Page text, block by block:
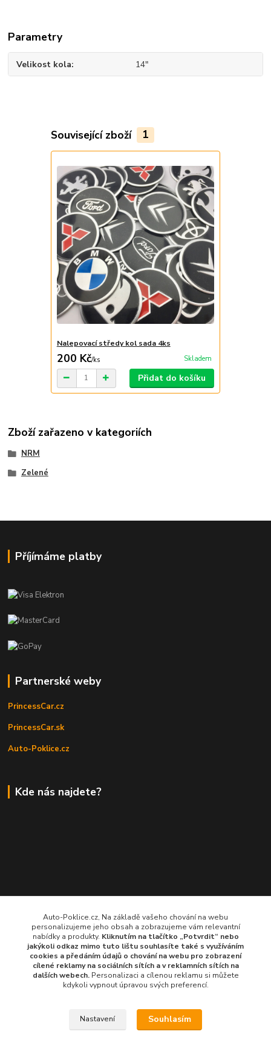
Parametry
Velikost kola 14"
Související zboží 1
Nalepovací středy kol sada 4ks
200 Kč/ks Skladem
Přidat do košíku
Zboží zařazeno v kategoriích
NRM
Zelené
Příjímáme platby
Partnerské weby
PrincessCar.cz
PrincessCar.sk
Auto-Poklice.cz
Kde nás najdete?
Auto-Poklice.cz, Na základě vašeho chování na webu
personalizujeme jeho obsah a zobrazujeme vám relevantní
nabídky a produkty. Kliknutím na tlačítko „Potvrdit“ nebo
jakýkoli odkaz mimo tuto lištu souhlasíte také s využíváním
cookies a předáním údajů o chování na webu pro zobrazení
cílené reklamy na sociálních sítích a v reklamních sítíchna
dalších webech.Personalizaci a cílenou reklamu si můžete
kdykoli vypnout úpravou svých preferencí.
Nastavení Souhlasím